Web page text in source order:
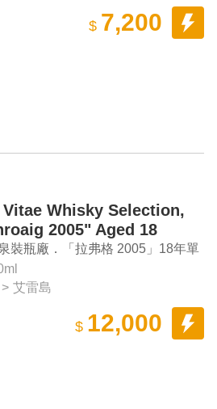
$ 7,200
Vitae Whisky Selection,
2005" Aged 18
Single Malt Scotch
裝瓶廠．「拉弗格 2005」18年單
格蘭威士忌
> 艾雷島
$ 12,000